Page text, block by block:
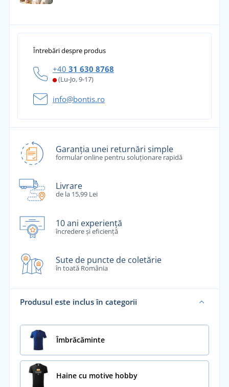
Întrebări despre produs
+40 31 630 8768
(Lu-Jo, 9-17)
info@bontis.ro
Garanția unei returnări simple
formular online pentru soluționare rapidă
Livrare
de la 15,99 Lei
10 ani experiență
încredere și eficiență
Sute de puncte de coletărie
în toată România
Produsul este inclus în categorii
Îmbrăcăminte
Haine cu motive hobby